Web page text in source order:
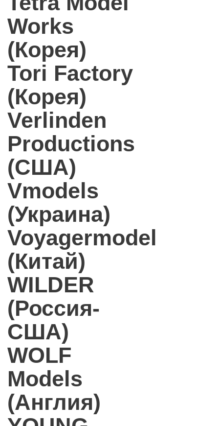
Works
(Корея)
Tori Factory
(Корея)
Verlinden
Productions
(США)
Vmodels
(Украина)
Voyagermodel
(Китай)
WILDER
(Россия-
США)
WOLF
Models
(Англия)